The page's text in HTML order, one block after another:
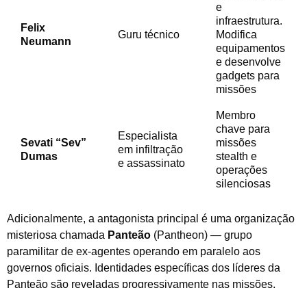
Felix
Neumann
Guru técnico
e
infraestrutura.
Modifica
equipamentos
e desenvolve
gadgets para
missões
Sevati “Sev”
Dumas
Especialista
em infiltração
e assassinato
Membro
chave para
missões
stealth e
operações
silenciosas
Adicionalmente, a antagonista principal é uma organização
misteriosa chamada Panteão (Pantheon) — grupo
paramilitar de ex-agentes operando em paralelo aos
governos oficiais. Identidades específicas dos líderes da
Panteão são reveladas progressivamente nas missões.